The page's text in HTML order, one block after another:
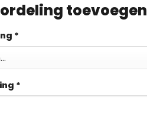
toevoegen
*
*